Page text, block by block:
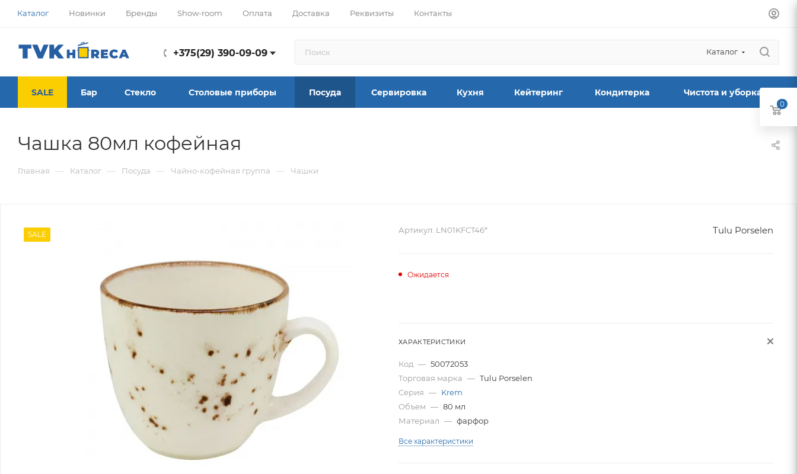
Каталог Новинки Бренды Show-room Оплата Доставка Реквизиты Контакты
+375(29) 390-09-09 Каталог
SALE Бар Стекло Столовые приборы Посуда Сервировка Кухня Кейтеринг Кондитерка Чистота и уборка
Чашка 80мл кофейная
Главная — Каталог — Посуда — Чайно-кофейная группа — Чашки
SALE Артикул: LN01KFCT46* Tulu Porselen
Ожидается
ХАРАКТЕРИСТИКИ
Код — 50072053
Торговая марка — Tulu Porselen
Серия — Krem
Объем — 80 мл
Материал — фарфор
Все характеристики
0